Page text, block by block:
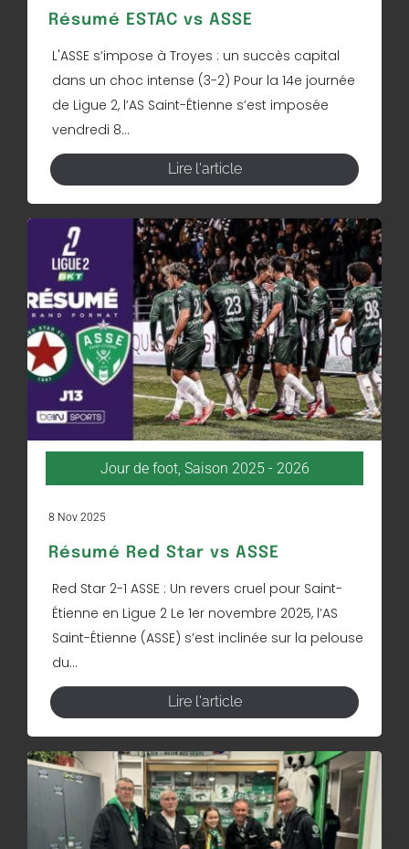
Résumé ESTAC vs ASSE
L'ASSE s’impose à Troyes : un succès capital
dans un choc intense (3-2) Pour la 14e journée
de Ligue 2, l’AS Saint-Étienne s’est imposée
vendredi 8...
Lire l'article
Jour de foot, Saison 2025 - 2026
8 Nov 2025
Résumé Red Star vs ASSE
Red Star 2-1 ASSE : Un revers cruel pour Saint-
Étienne en Ligue 2 Le 1er novembre 2025, l’AS
Saint-Étienne (ASSE) s’est inclinée sur la pelouse
du...
Lire l'article